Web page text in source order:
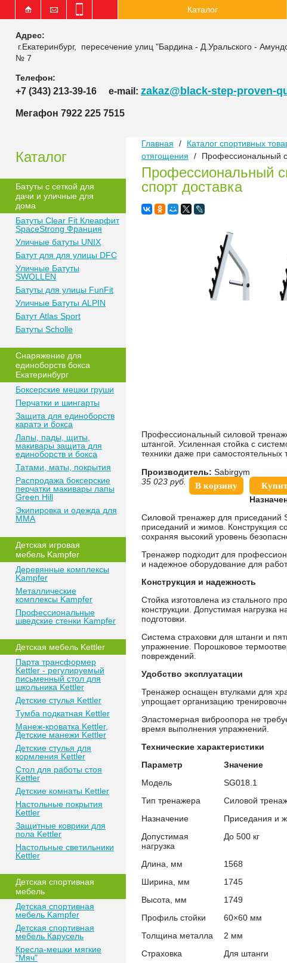
Каталог
Адрес:
г.Екатеринбург, пересечение улиц "Бардина - Д.Уральского -
№ 7
Телефон:
+7 (343) 213-39-16 e-mail: zakaz@black-step-proven-
Мегафон 7922 225 7515
Каталог
Батуты с сеткой для
дачи и уличные для
дома
Батуты Clear Fit Клеарфит
SpaceStrong Франция
Уличные батуты UNIX
Батут для для улицы DFC
Уличные Батуты
SWOLLEN
Батуты для улицы FunFit
Уличные Батуты ALPIN
Батут Atlas Sport
Батуты Scholle
Снаряжение для
единоборств бокса
Екатеринбург
Боксерские мешки груши
Перчатки и шингарты
Защита для единоборств
каратэ и бокса
Лапы, пады, щиты,
макивары защита для
единоборств и бокса
Татами, маты, покрытия
Распродажа боксерские
перчатки макивары лапы
Green Hill
Экипировка и одежда для
MMA
Детская игровая
мебель Kampfer
Деревянные комплексы
Kampfer
Металлические
комплексы Kampfer
Профессиональные
шведские стенки Kampfer
Детская мебель Kettler
Парта трансформер
Kettler - регулируемый
письменный стол для
школьника Kettler
Детские стулья Kettler
Тумба подкатная Kettler
Манеж-кроватка Kettler,
Детские манежи Kettler
Детские стулья для
кормления Kettler
Стол для работы стоя
Kettler
Детские комнаты Kettler
Настольные покрытия
Kettler
Защитные коврики для
пола Kettler
Настольные светильники
Kettler
Детская спортивная
мебель
Детская спортивная
мебель Kampfer
Детская спортивная
мебель Карусель
Кресла-мешки мягкие
"Мяч"
Главная / Каталог спортивных
отягощения
/ Профессиональный
Профессиональный
спорт доставка
Профессиональный силовой
штангой. Усиленная стойка с
техники даже при самостоятельных
Производитель: Sabirgym
35 023 руб. В корзину
Силовой тренажер для приседаний
приседаний и жимов. Конструкция
сохраняя высокий уровень
Тренажер подходит для
и надежное оборудование для
Конструкция и надежность
Стойка изготовлена из стального
конструкции. Допустимая нагрузка
подготовки.
Система страховки для штанги и
упражнение. Порошковое
повреждений.
Удобство эксплуатации
Тренажер оснащен втулками для
упрощает организацию
Эластомерная виброопора не
время выполнения упражнений.
Технические характеристики
Параметр
Значение
Модель
SG018.1
Тип тренажера
Силовой
Назначение
Приседания и
Допустимая
нагрузка
До 500 кг
Длина, мм
1568
Ширина, мм
1745
Высота, мм
1749
Профиль стойки
60×60 мм
Толщина металла
2 мм
Страховка
Для штанги